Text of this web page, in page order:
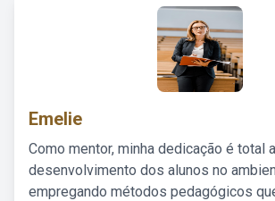
Emelie
Como mentor, minha dedicação é total
desenvolvimento dos alunos no
empregando métodos pedagógicos